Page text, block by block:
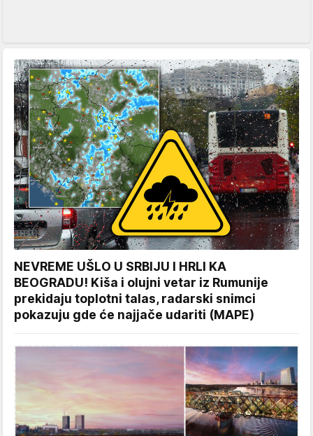
NEVREME UŠLO U SRBIJU I HRLI KA
BEOGRADU! Kiša i olujni vetar iz Rumunije
prekidaju toplotni talas, radarski snimci
pokazuju gde će najjače udariti (MAPE)